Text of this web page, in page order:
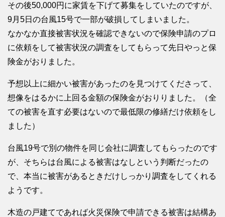
その後50,000円に家賃を下げて募集をしていたのですが、
9月5日の台風15号で一部が破損してしまいました。
なかなか直接被害状況を確認できないので保険申請のプロ
に依頼をして被害状況の調査をしてもらって先日やっと保
険金がおりました。
予想以上に細かい被害があったのを見つけてくださって、
想像をはるかに上回る金額の保険金がおりりました。（全
ての被害を直す必要はないので最低限の修繕だけ依頼をし
ました）
台風19号で別の物件を同じ会社に調査してもらったのです
が、そちらは台風による被害はなしという判断だったの
で、本当に被害があるときだけしっかり調査をしてくれる
ようです。
木造の戸建てであれば火災保険で申請できる被害は結構あ